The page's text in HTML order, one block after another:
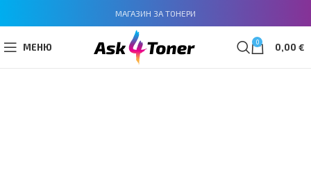
МАГАЗИН ЗА ТОНЕРИ
МЕНЮ 0 0,00 €